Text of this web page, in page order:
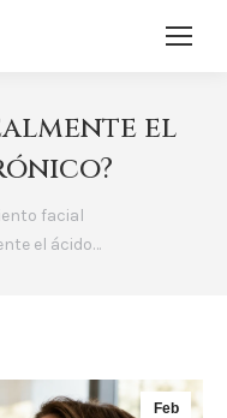
el
facial
el ácido…
Feb